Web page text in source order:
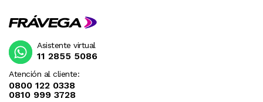
Atención al cliente:
0800 122 0338
0810 999 3728
Asistente virtual
11 2855 5086